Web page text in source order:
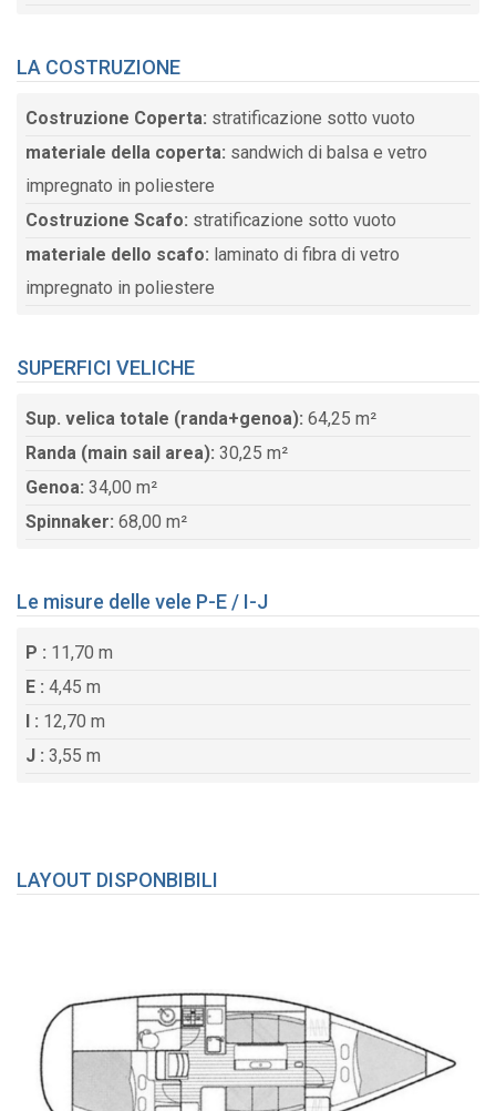
LA COSTRUZIONE
Costruzione Coperta: stratificazione sotto vuoto
materiale della coperta: sandwich di balsa e vetro
impregnato in poliestere
Costruzione Scafo: stratificazione sotto vuoto
materiale dello scafo: laminato di fibra di vetro
impregnato in poliestere
SUPERFICI VELICHE
Sup. velica totale (randa+genoa): 64,25 m²
Randa (main sail area): 30,25 m²
Genoa: 34,00 m²
Spinnaker: 68,00 m²
Le misure delle vele P-E / I-J
P : 11,70 m
E : 4,45 m
I : 12,70 m
J : 3,55 m
LAYOUT DISPONBIBILI